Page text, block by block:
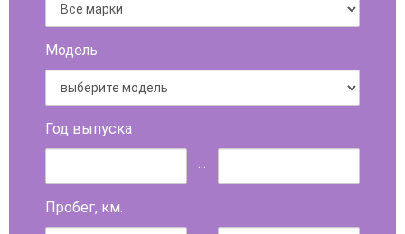
Модель
Год выпуска
...
Пробег, км.